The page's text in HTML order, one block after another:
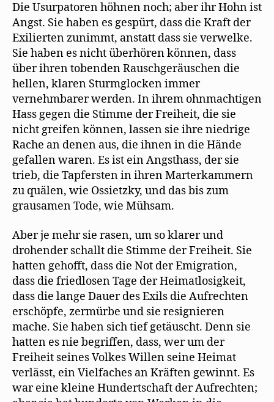
Die Usurpatoren höhnen noch; aber ihr Hohn ist
Angst. Sie haben es gespürt, dass die Kraft der
Exilierten zunimmt, anstatt dass sie verwelke.
Sie haben es nicht überhören können, dass
über ihren tobenden Rauschgeräuschen die
hellen, klaren Sturmglocken immer
vernehmbarer werden. In ihrem ohnmachtigen
Hass gegen die Stimme der Freiheit, die sie
nicht greifen können, lassen sie ihre niedrige
Rache an denen aus, die ihnen in die Hände
gefallen waren. Es ist ein Angsthass, der sie
trieb, die Tapfersten in ihren Marterkammern
zu quälen, wie Ossietzky, und das bis zum
grausamen Tode, wie Mühsam.
Aber je mehr sie rasen, um so klarer und
drohender schallt die Stimme der Freiheit. Sie
hatten gehofft, dass die Not der Emigration,
dass die friedlosen Tage der Heimatlosigkeit,
dass die lange Dauer des Exils die Aufrechten
erschöpfe, zermürbe und sie resignieren
mache. Sie haben sich tief getäuscht. Denn sie
hatten es nie begriffen, dass, wer um der
Freiheit seines Volkes Willen seine Heimat
verlässt, ein Vielfaches an Kräften gewinnt. Es
war eine kleine Hundertschaft der Aufrechten;